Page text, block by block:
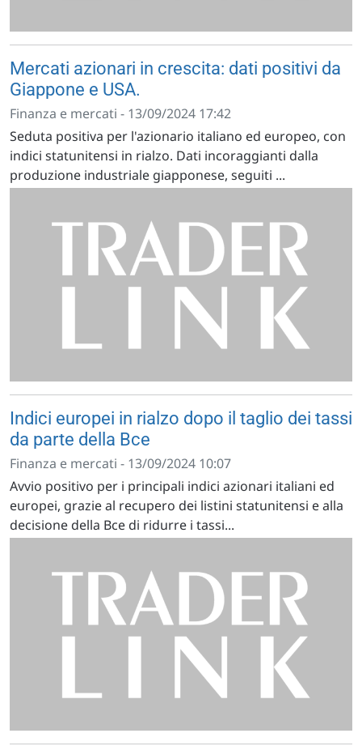
Mercati azionari in crescita: dati positivi da
Giappone e USA.
Finanza e mercati - 13/09/2024 17:42
Seduta positiva per l'azionario italiano ed europeo, con
indici statunitensi in rialzo. Dati incoraggianti dalla
produzione industriale giapponese, seguiti ...
Indici europei in rialzo dopo il taglio dei tassi
da parte della Bce
Finanza e mercati - 13/09/2024 10:07
Avvio positivo per i principali indici azionari italiani ed
europei, grazie al recupero dei listini statunitensi e alla
decisione della Bce di ridurre i tassi...